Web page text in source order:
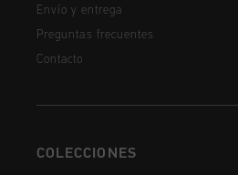
Envío y entrega
Preguntas frecuentes
Contacto
COLECCIONES